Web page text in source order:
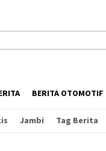
BERITA OTOMOTIF
Jambi Tag Berita